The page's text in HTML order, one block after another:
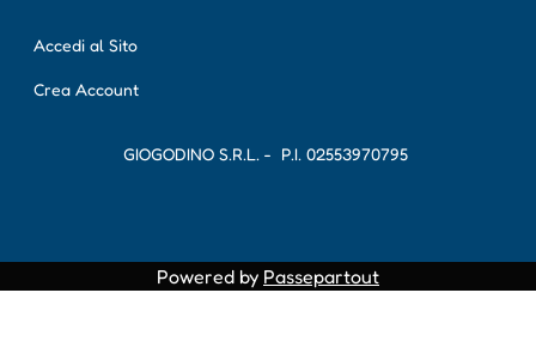
Accedi al Sito
Crea Account
GIOGODINO S.R.L. - P.I. 02553970795
Powered by Passepartout